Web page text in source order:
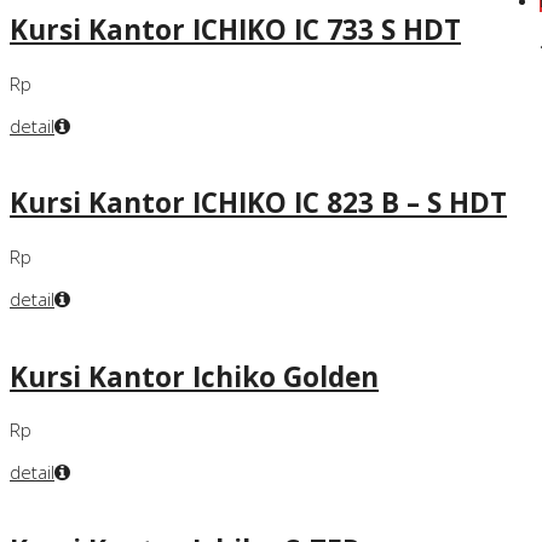
Kursi Kantor ICHIKO IC 733 S HDT
Rp
detail
Kursi Kantor ICHIKO IC 823 B – S HDT
Rp
detail
Kursi Kantor Ichiko Golden
Rp
detail